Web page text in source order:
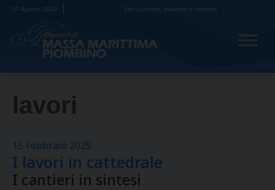
Skip
content
10 Agosto 2026 San Lorenzo, diacono e martire
lavori
15 Febbraio 2025
I lavori in cattedrale
I cantieri in sintesi